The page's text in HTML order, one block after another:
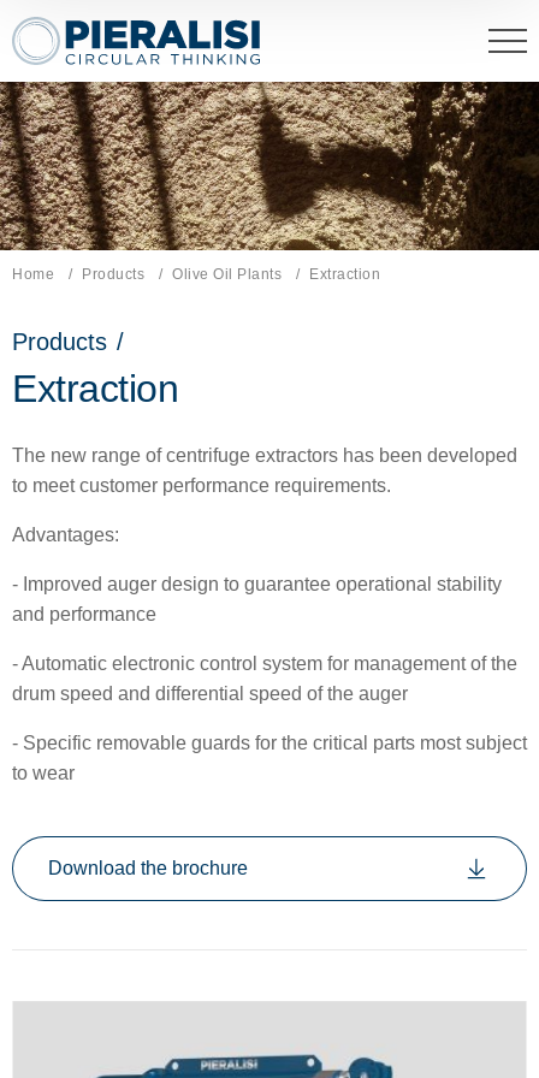
Pieralisi Maip Spa
Home Products Olive Oil Plants Current page:
Extraction
Products /
Extraction
The new range of centrifuge extractors has been developed
to meet customer performance requirements.
Advantages:
- Improved auger design to guarantee operational stability
and performance
- Automatic electronic control system for management of the
drum speed and differential speed of the auger
- Specific removable guards for the critical parts most subject
to wear
Download the brochure